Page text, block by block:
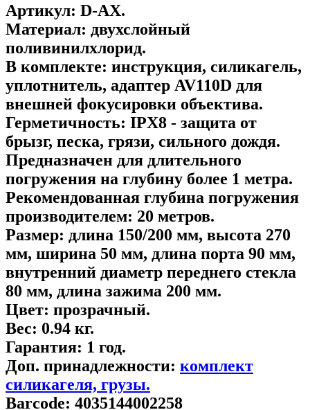
Артикул: D-AX.
Материал: двухслойный
поливинилхлорид.
В комплекте: инструкция, силикагель,
уплотнитель, адаптер AV110D для
внешней фокусировки объектива.
Герметичность: IPХ8 - защита от
брызг, песка, грязи, сильного дождя.
Предназначен для длительного
погружения на глубину более 1 метра.
Рекомендованная глубина погружения
производителем: 20 метров.
Размер: длина 150/200 мм, высота 270
мм, ширина 50 мм, длина порта 90 мм,
внутренний диаметр переднего стекла
80 мм, длина зажима 200 мм.
Цвет: прозрачный.
Вес: 0.94 кг.
Гарантия: 1 год.
Доп. принадлежности: комплект
силикагеля, грузы.
Barcode: 4035144002258